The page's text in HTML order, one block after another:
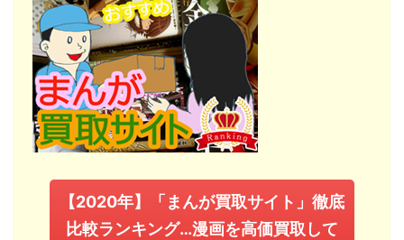
【2020年】「まんが買取サイト」徹底
比較ランキング…漫画を高価買取して